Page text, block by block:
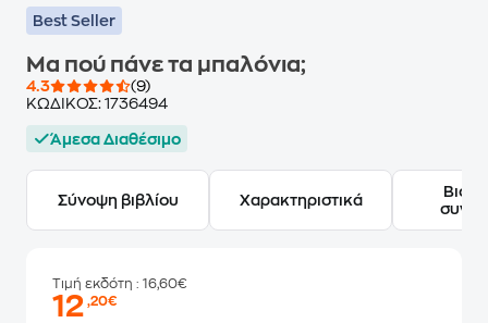
Best Seller
Μα πού πάνε τα μπαλόνια;
4.3
(9)
ΚΩΔΙΚΟΣ: 1736494
Άμεσα Διαθέσιμο
Σύνοψη βιβλίου Χαρακτηριστικά
Τιμή εκδότη : 16,60€
12,20€